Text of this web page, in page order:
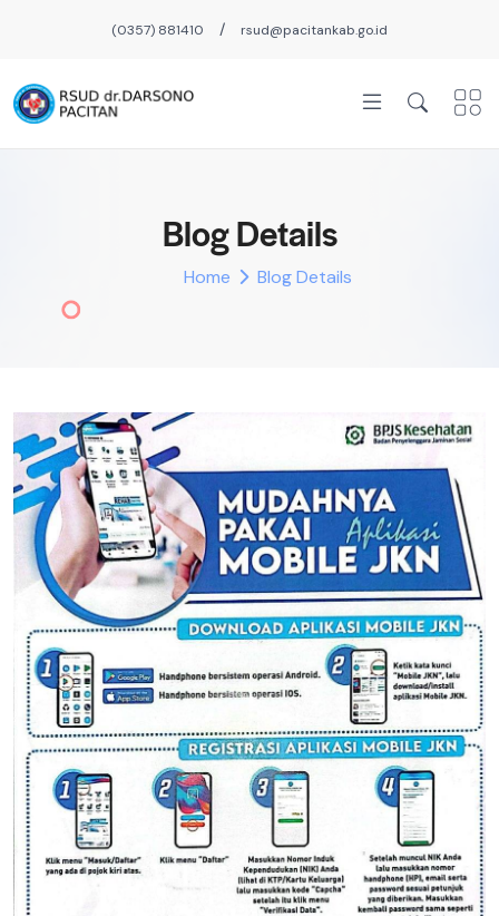
(0357) 881410 / rsud@pacitankab.go.id
Blog Details
Home Blog Details